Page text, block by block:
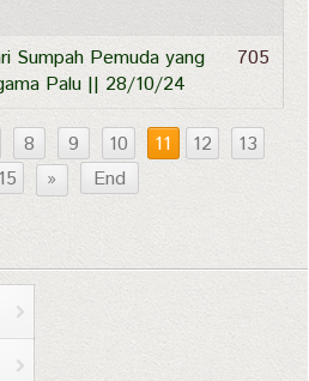
Sumpah Pemuda yang
Palu || 28/10/24
705
8 9 10 11 12
13
15 » End